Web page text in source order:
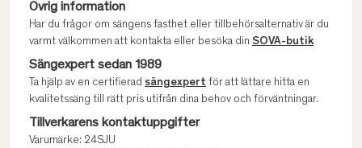
Övrig information
Har du frågor om sängens fasthet eller tillbehörsalternativ är du
varmt välkommen att kontakta eller besöka din SOVA-butik
Sängexpert sedan 1989
Ta hjälp av en certifierad sängexpert för att lättare hitta en
kvalitetssäng till rätt pris utifrån dina behov och förväntningar.
Tillverkarens kontaktuppgifter
Varumärke: 24SJU